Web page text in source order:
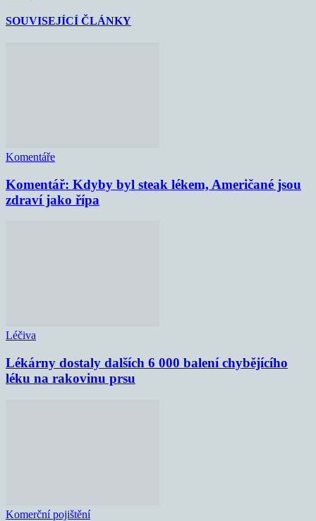
SOUVISEJÍCÍ ČLÁNKY
Komentáře
Komentář: Kdyby byl steak lékem, Američané jsou
zdraví jako řípa
Léčiva
Lékárny dostaly dalších 6 000 balení chybějícího
léku na rakovinu prsu
Komerční pojištění